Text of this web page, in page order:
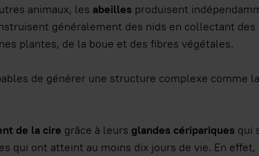
animaux, les abeilles produisent
généralement des nids en collectant
plantes, de la boue et des fibres végétales.
de générer une structure complexe comme la
de la cire grâce à leurs glandes céripariques qui
qui ont atteint au moins dix jours de vie. En